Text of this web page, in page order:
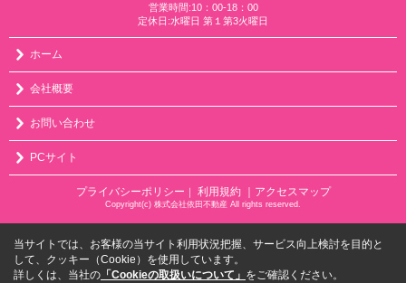
営業時間:10：00-18：00
定休日:水曜日 第１第3火曜日
ホーム
会社概要
お問い合わせ
PCサイト
プライバシーポリシー ｜ 利用規約 ｜アクセスマップ
Copyright(c) 株式会社依田不動産 All rights reserved.
当サイトでは、お客様の当サイト利用状況把握、サービス向上検討を目的と
して、クッキー（Cookie）を使用しています。
詳しくは、当社の 「Cookieの取扱いについて」 をご確認ください。